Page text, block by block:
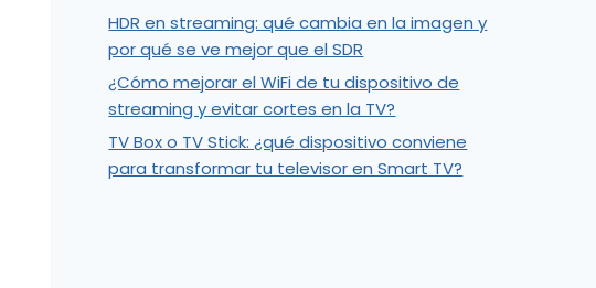
HDR en streaming: qué cambia en la imagen y
por qué se ve mejor que el SDR
¿Cómo mejorar el WiFi de tu dispositivo de
streaming y evitar cortes en la TV?
TV Box o TV Stick: ¿qué dispositivo conviene
para transformar tu televisor en Smart TV?